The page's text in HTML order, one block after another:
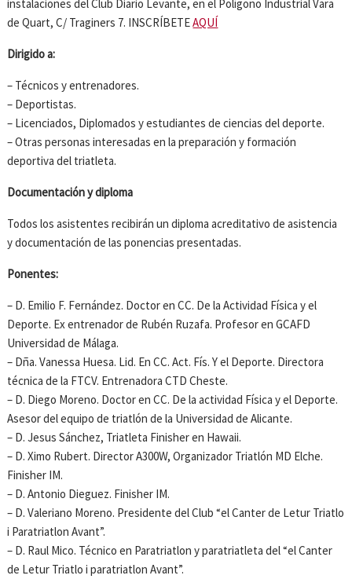
instalaciones del Club Diario Levante, en el Polígono Industrial Vara
de Quart, C/ Traginers 7. INSCRÍBETEAQUÍ
Dirigido a:
– Técnicos y entrenadores.
– Deportistas.
– Licenciados, Diplomados y estudiantes de ciencias del deporte.
– Otras personas interesadas en la preparación y formación
deportiva del triatleta.
Documentación y diploma
Todos los asistentes recibirán un diploma acreditativo de asistencia
y documentación de las ponencias presentadas.
Ponentes:
– D. Emilio F. Fernández. Doctor en CC. De la Actividad Física y el
Deporte. Ex entrenador de Rubén Ruzafa. Profesor en GCAFD
Universidad de Málaga.
– Dña. Vanessa Huesa. Lid. En CC. Act. Fís. Y el Deporte. Directora
técnica de la FTCV. Entrenadora CTD Cheste.
– D. Diego Moreno. Doctor en CC. De la actividad Física y el Deporte.
Asesor del equipo de triatlón de la Universidad de Alicante.
– D. Jesus Sánchez, Triatleta Finisher en Hawaii.
– D. Ximo Rubert. Director A300W, Organizador Triatlón MD Elche.
Finisher IM.
– D. Antonio Dieguez. Finisher IM.
– D. Valeriano Moreno. Presidente del Club “el Canter de Letur Triatlo
i Paratriatlon Avant”.
– D. Raul Mico. Técnico en Paratriatlon y paratriatleta del “el Canter
de Letur Triatlo i paratriatlon Avant”.